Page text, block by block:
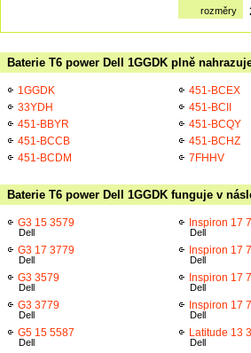
rozměry
Baterie T6 power Dell 1GGDK plně
1GGDK
33YDH
451-BBYR
451-BCCB
451-BCDM
451-BCEX
451-BCII
451-BCQY
451-BCHZ
7FHHV
Baterie T6 power Dell 1GGDK funguje v
G3 15 3579
Dell
G3 17 3779
Dell
G3 3579
Dell
G3 3779
Dell
G5 15 5587
Dell
Inspiron 17
Dell
Inspiron 17
Dell
Inspiron 17
Dell
Inspiron 17
Dell
Latitude 13
Dell